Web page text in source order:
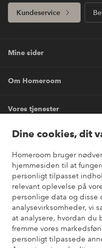
Dine cookies, dit
Homeroom bruger
hjemmesiden til at
personligt tilpasset
relevant oplevelse på
personlige data og disse
analysevirksomheder, vi
at analysere, hvordan du
fremme vores
personligt tilpassede
Kundeservice
Mine sider
Om Homeroom
Vores tjenester
Vilkår
Venner
Vil du vide mere om
elpy